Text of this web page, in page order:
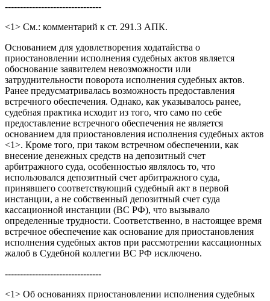
--------------------------------
<1> См.: комментарий к ст. 291.3 АПК.
Основанием для удовлетворения ходатайства о
приостановлении исполнения судебных актов является
обоснование заявителем невозможности или
затруднительности поворота исполнения судебных актов.
Ранее предусматривалась возможность предоставления
встречного обеспечения. Однако, как указывалось ранее,
судебная практика исходит из того, что само по себе
предоставление встречного обеспечения не является
основанием для приостановления исполнения судебных актов
<1>. Кроме того, при таком встречном обеспечении, как
внесение денежных средств на депозитный счет
арбитражного суда, особенностью являлось то, что
использовался депозитный счет арбитражного суда,
принявшего соответствующий судебный акт в первой
инстанции, а не собственный депозитный счет суда
кассационной инстанции (ВС РФ), что вызывало
определенные трудности. Соответственно, в настоящее время
встречное обеспечение как основание для приостановления
исполнения судебных актов при рассмотрении кассационных
жалоб в Судебной коллегии ВС РФ исключено.
--------------------------------
<1> Об основаниях приостановлении исполнения судебных